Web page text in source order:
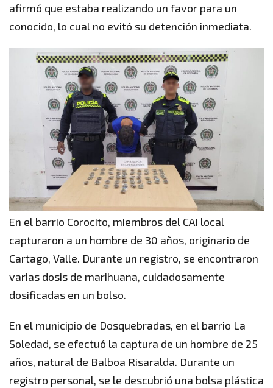
afirmó que estaba realizando un favor para un
conocido, lo cual no evitó su detención inmediata.
En el barrio Corocito, miembros del CAI local
capturaron a un hombre de 30 años, originario de
Cartago, Valle. Durante un registro, se encontraron
varias dosis de marihuana, cuidadosamente
dosificadas en un bolso.
En el municipio de Dosquebradas, en el barrio La
Soledad, se efectuó la captura de un hombre de 25
años, natural de Balboa Risaralda. Durante un
registro personal, se le descubrió una bolsa plástica